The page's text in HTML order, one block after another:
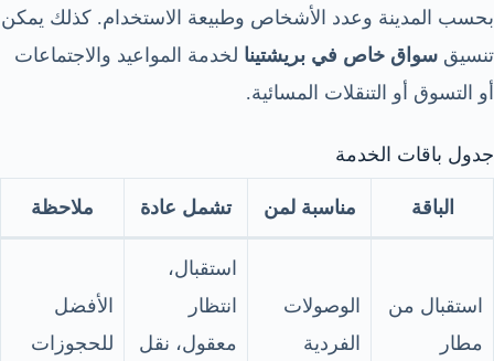
بحسب المدينة وعدد الأشخاص وطبيعة الاستخدام. كذلك يمكن
تنسيق سواق خاص في بريشتينا لخدمة المواعيد والاجتماعات
أو التسوق أو التنقلات المسائية.
جدول باقات الخدمة
الباقة مناسبة لمن تشمل عادة ملاحظة
استقبال من
مطار
الوصولات
الفردية
استقبال،
انتظار
معقول، نقل
الأفضل
للحجوزات